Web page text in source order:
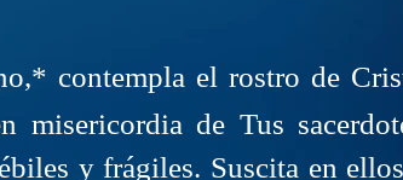
contempla el rostro de
misericordia de Tus
y frágiles. Suscita en